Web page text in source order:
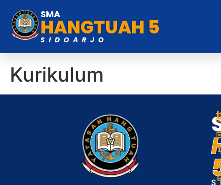
SMA
HANGTUAH 5
SIDOARJO
Kurikulum